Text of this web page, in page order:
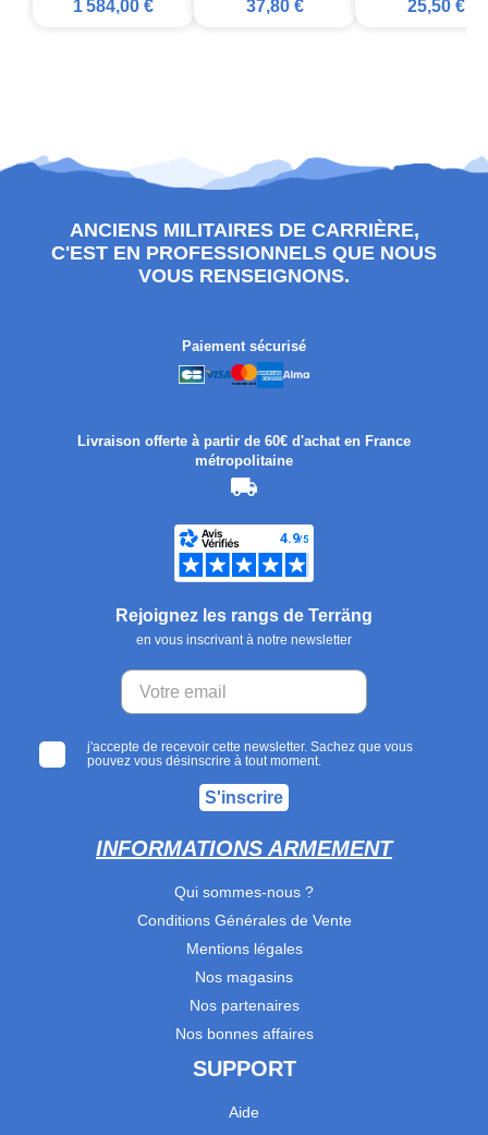
1 584,00 € 37,80 € 25,50 €
ANCIENS MILITAIRES DE CARRIÈRE,
C'EST EN PROFESSIONNELS QUE NOUS
VOUS RENSEIGNONS.
Paiement sécurisé
Livraison offerte à partir de 60€ d'achat en France
métropolitaine
Rejoignez les rangs de Terräng
en vous inscrivant à notre newsletter
j'accepte de recevoir cette newsletter. Sachez que vous
pouvez vous désinscrire à tout moment.
S'inscrire
INFORMATIONS ARMEMENT
Qui sommes-nous ?
Conditions Générales de Vente
Mentions légales
Nos magasins
Nos partenaires
Nos bonnes affaires
SUPPORT
Aide